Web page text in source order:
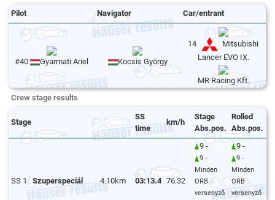
Pilot Navigator Car/entrant
#40 Gyarmati Ariel Kocsis György
14
Mitsubishi
Lancer EVO IX.
MR Racing Kft.
Crew stage results
Stage
SS
time
km/h
Stage
Abs.pos.
Rolled
Abs.pos.
SS 1 Szuperspeciál 4.10km 03:13.4 76.32
9 -
9 -
Minden
ORB
versenyző
9 -
9 -
Minden
ORB
versenyző